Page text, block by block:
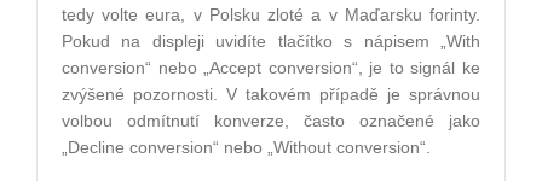
tedy volte eura, v Polsku zloté a v Maďarsku forinty.
Pokud na displeji uvidíte tlačítko s nápisem „With
conversion“ nebo „Accept conversion“, je to signál ke
zvýšené pozornosti. V takovém případě je správnou
volbou odmítnutí konverze, často označené jako
„Decline conversion“ nebo „Without conversion“.